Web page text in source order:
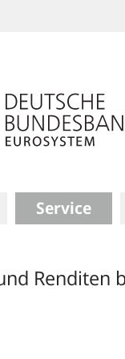
Service